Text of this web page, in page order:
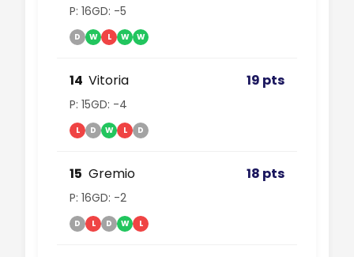
P: 16GD: -5
D W L W W
14 Vitoria 19 pts
P: 15GD: -4
L D W L D
15 Gremio 18 pts
P: 16GD: -2
D L D W L